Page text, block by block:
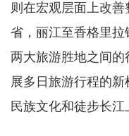
则在宏观层面上改
省，丽江至香格里
两大旅游胜地之间
展多日旅游行程的
民族文化和徒步长江